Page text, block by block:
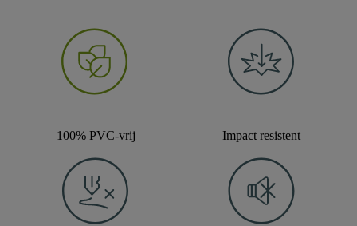
100% PVC-vrij Impact resistent